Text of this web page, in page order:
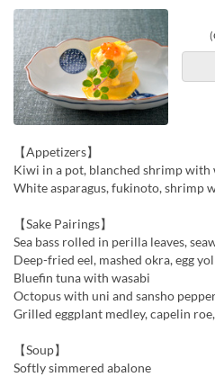
【Appetizers】
Kiwi in a pot, blanched shrimp with
White asparagus, fukinoto, shrimp
【Sake Pairings】
Sea bass rolled in perilla leaves,
Deep-fried eel, mashed okra, egg
Bluefin tuna with wasabi
Octopus with uni and sansho
Grilled eggplant medley, capelin
【Soup】
Softly simmered abalone